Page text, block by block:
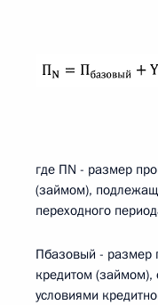
где ПN - размер
(займом),
переходного
Пбазовый - размер
кредитом (займом),
условиями